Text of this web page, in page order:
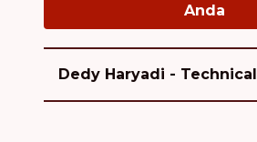
Anda
Dedy Haryadi -